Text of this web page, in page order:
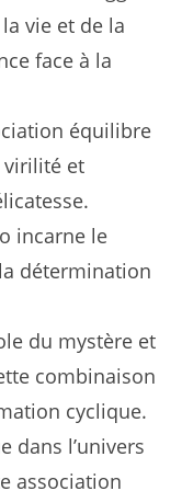
vie et de la
face à la
équilibre
virilité et
incarne le
détermination
du mystère et
combinaison
cyclique.
dans l’univers
association